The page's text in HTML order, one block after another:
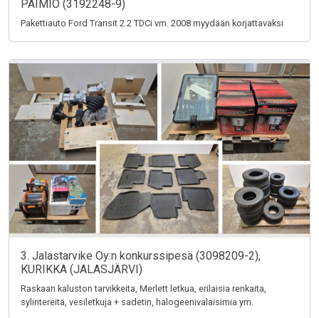
PAIMIO (3192248-9)
Pakettiauto Ford Transit 2.2 TDCi vm. 2008 myydään korjattavaksi
3. Jalastarvike Oy:n konkurssipesä (3098209-2),
KURIKKA (JALASJÄRVI)
Raskaan kaluston tarvikkeita, Merlett letkua, erilaisia renkaita,
sylintereitä, vesiletkuja + sadetin, halogeenivalaisimia ym.